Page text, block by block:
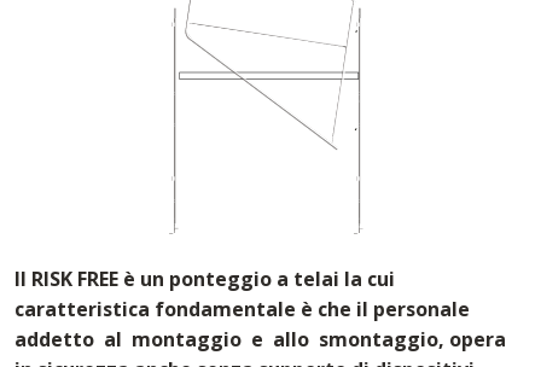
Il RISK FREE è un ponteggio a telai la cui
caratteristica fondamentale è che il personale
addetto al montaggio e allo smontaggio, opera